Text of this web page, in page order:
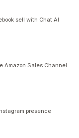
sell with Chat AI
Amazon Sales Channel
presence